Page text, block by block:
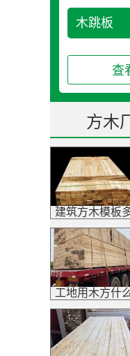
木跳板
查
方木
建筑方木模板
冤枉钱
工地用木方什